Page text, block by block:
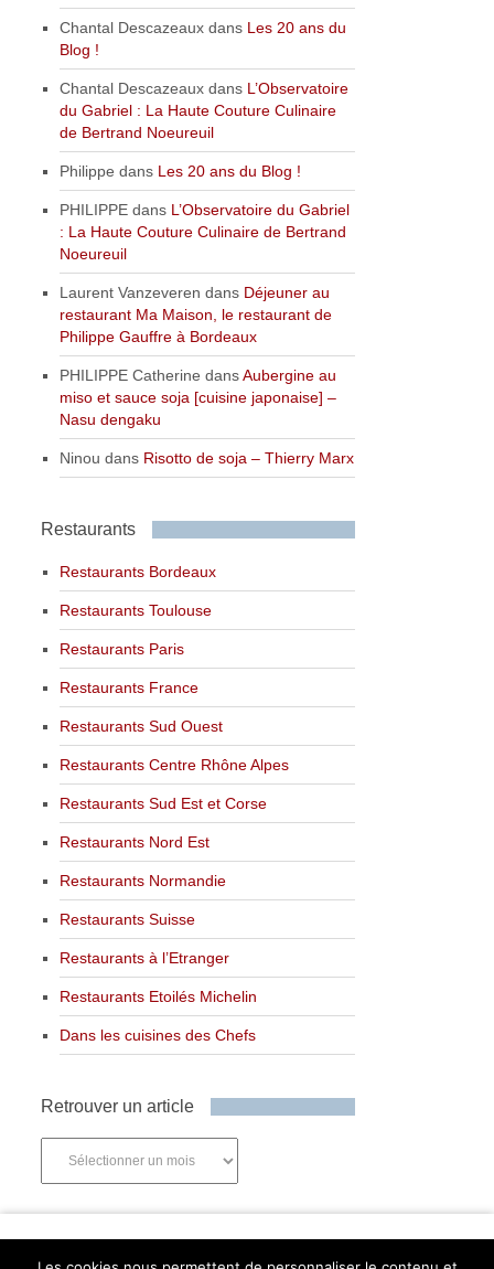
Chantal Descazeaux dans Les 20 ans du
Blog !
Chantal Descazeaux dans L’Observatoire
du Gabriel : La Haute Couture Culinaire
de Bertrand Noeureuil
Philippe dans Les 20 ans du Blog !
PHILIPPE dans L’Observatoire du Gabriel
: La Haute Couture Culinaire de Bertrand
Noeureuil
Laurent Vanzeveren dans Déjeuner au
restaurant Ma Maison, le restaurant de
Philippe Gauffre à Bordeaux
PHILIPPE Catherine dansAubergine au
miso et sauce soja [cuisine japonaise] –
Nasu dengaku
Ninou dans Risotto de soja – Thierry Marx
Restaurants
Restaurants Bordeaux
Restaurants Toulouse
Restaurants Paris
Restaurants France
Restaurants Sud Ouest
Restaurants Centre Rhône Alpes
Restaurants Sud Est et Corse
Restaurants Nord Est
Restaurants Normandie
Restaurants Suisse
Restaurants à l’Etranger
Restaurants Etoilés Michelin
Dans les cuisines des Chefs
Retrouver un article